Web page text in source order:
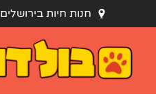
חנות חיות בירושלים